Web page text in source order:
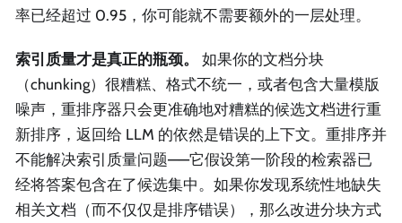
率已经超过 0.95，你可能就不需要额外的一层处理。
索引质量才是真正的瓶颈。
如果你的文档分块
（chunking）很糟糕、格式不统一，或者包含大量模版
噪声，重排序器只会更准确地对糟糕的候选文档进行重
新排序，返回给 LLM 的依然是错误的上下文。重排序并
不能解决索引质量问题——它假设第一阶段的检索器已
经将答案包含在了候选集中。如果你发现系统性地缺失
相关文档（而不仅仅是排序错误），那么改进分块方式